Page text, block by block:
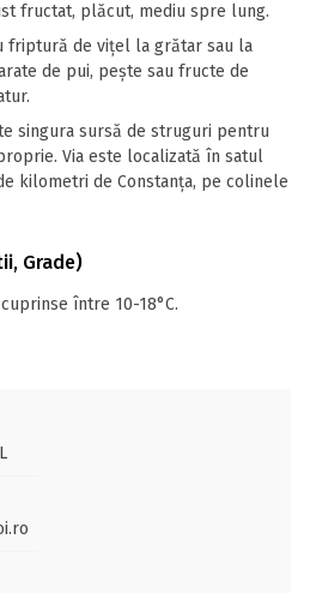
fructat, plăcut, mediu spre lung.
friptură de vițel la grătar sau la
de pui, pește sau fructe de
singura sursă de struguri pentru
Via este localizată în satul
kilometri de Constanța, pe colinele
Grade)
între 10-18°C.